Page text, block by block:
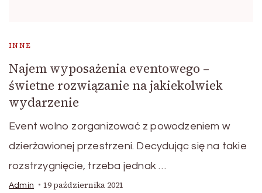
INNE
Najem wyposażenia eventowego –
świetne rozwiązanie na jakiekolwiek
wydarzenie
Event wolno zorganizować z powodzeniem w
dzierżawionej przestrzeni. Decydując się na takie
rozstrzygnięcie, trzeba jednak …
Admin 19 października 2021